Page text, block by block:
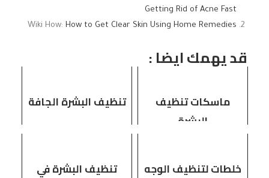
Getting Rid of Acne Fast
Wiki How: How to Get Clear Skin Using Home Remedies
قد يهمك ايضا :
ماسكات تنظيف
البشرة
تنظيف البشرة الجافة
خلطات لتنظيف الوجه
تنظيف البشرة في